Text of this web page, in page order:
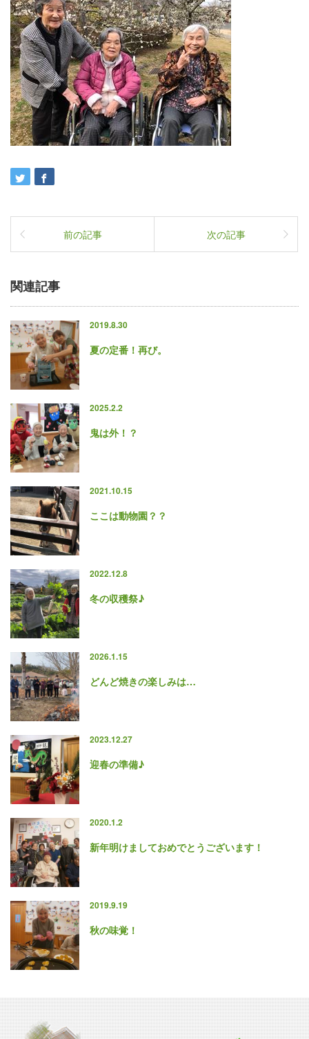
前の記事 次の記事
関連記事
2019.8.30
夏の定番！再び。
2025.2.2
鬼は外！？
2021.10.15
ここは動物園？？
2022.12.8
冬の収穫祭♪
2026.1.15
どんど焼きの楽しみは…
2023.12.27
迎春の準備♪
2020.1.2
新年明けましておめでとうございます！
2019.9.19
秋の味覚！